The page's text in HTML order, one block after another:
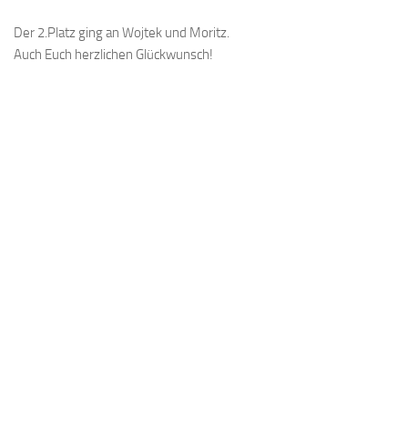
Der 2.Platz ging an Wojtek und Moritz.
Auch Euch herzlichen Glückwunsch!